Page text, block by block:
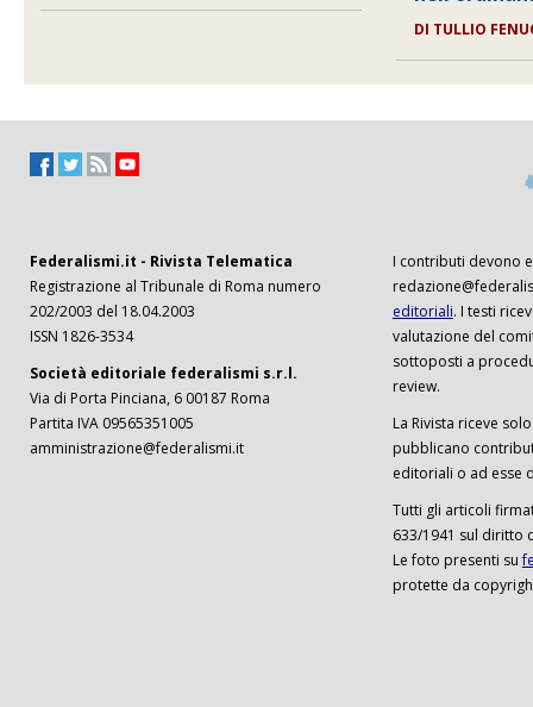
DI TULLIO
Federalismi.it - Rivista Telematica
Registrazione al Tribunale di Roma numero
202/2003 del 18.04.2003
ISSN 1826-3534
Società editoriale federalismi s.r.l.
Via di Porta Pinciana, 6 00187 Roma
Partita IVA 09565351005
amministrazione@federalismi.it
I contributi devono
editoriali. I testi
valutazione del
sottoposti a
review.
La Rivista riceve
pubblicano
editoriali o ad esse
Tutti gli articoli
633/1941 sul diritto
Le foto presenti su
protette da